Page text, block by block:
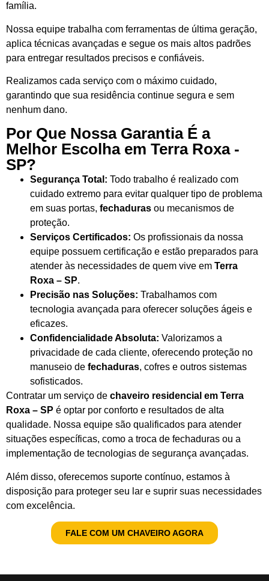
família.
Nossa equipe trabalha com ferramentas de última geração,
aplica técnicas avançadas e segue os mais altos padrões
para entregar resultados precisos e confiáveis.
Realizamos cada serviço com o máximo cuidado,
garantindo que sua residência continue segura e sem
nenhum dano.
Por Que Nossa Garantia É a
Melhor Escolha em Terra Roxa -
SP?
Segurança Total: Todo trabalho é realizado com
cuidado extremo para evitar qualquer tipo de problema
em suas portas, fechaduras ou mecanismos de
proteção.
Serviços Certificados: Os profissionais da nossa
equipe possuem certificação e estão preparados para
atender às necessidades de quem vive em Terra
Roxa – SP.
Precisão nas Soluções: Trabalhamos com
tecnologia avançada para oferecer soluções ágeis e
eficazes.
Confidencialidade Absoluta: Valorizamos a
privacidade de cada cliente, oferecendo proteção no
manuseio de fechaduras, cofres e outros sistemas
sofisticados.
Contratar um serviço de chaveiro residencial em Terra
Roxa – SP é optar por conforto e resultados de alta
qualidade. Nossa equipe são qualificados para atender
situações específicas, como a troca de fechaduras ou a
implementação de tecnologias de segurança avançadas.
Além disso, oferecemos suporte contínuo, estamos à
disposição para proteger seu lar e suprir suas necessidades
com excelência.
FALE COM UM CHAVEIRO AGORA